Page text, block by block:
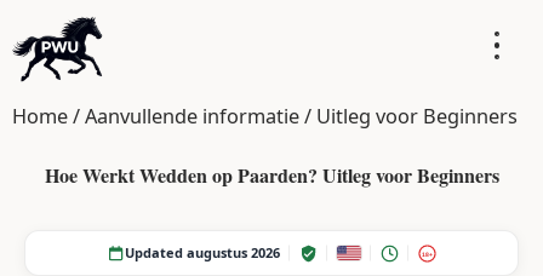
Home/Aanvullende informatie/ Uitleg voor Beginners
Hoe Werkt Wedden op Paarden? Uitleg voor Beginners
Updated augustus 2026 18+